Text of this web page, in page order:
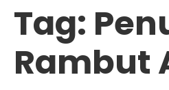
Tag:
Rambut